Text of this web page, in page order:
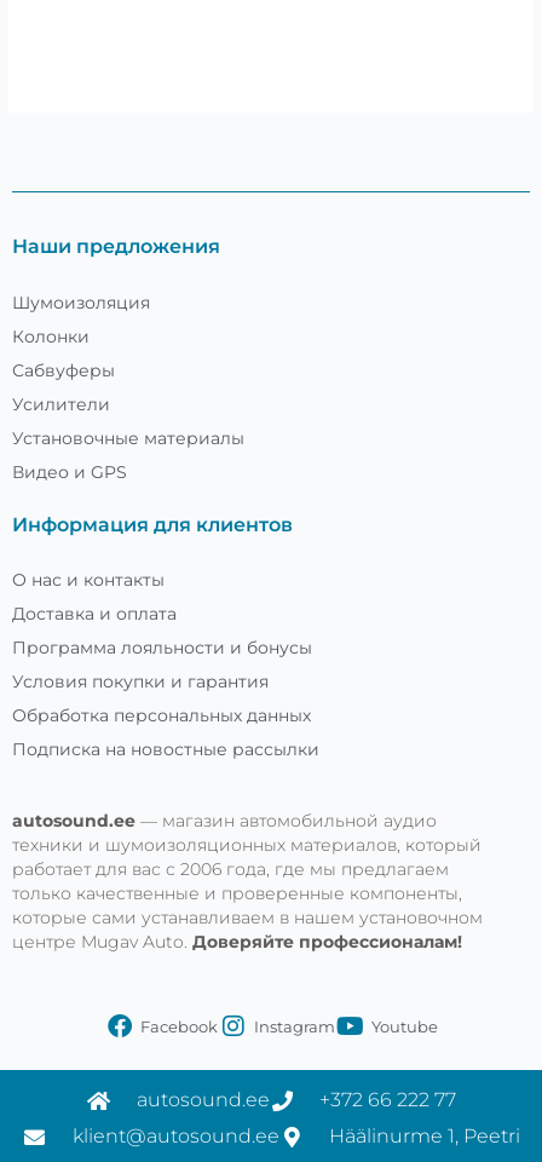
Наши предложения
Шумоизоляция
Колонки
Сабвуферы
Усилители
Установочные материалы
Видео и GPS
Информация для клиентов
О нас и контакты
Доставка и оплата
Программа лояльности и бонусы
Условия покупки и гарантия
Обработка персональных данных
Подписка на новостные рассылки
autosound.ee — магазин автомобильной аудио
техники и шумоизоляционных материалов, который
работает для вас с 2006 года, где мы предлагаем
только качественные и проверенные компоненты,
которые сами устанавливаем в нашем установочном
центре Mugav Auto. Доверяйте профессионалам!
Facebook Instagram Youtube
autosound.ee
+372 66 222 77
klient@autosound.ee
Häälinurme 1, Peetri